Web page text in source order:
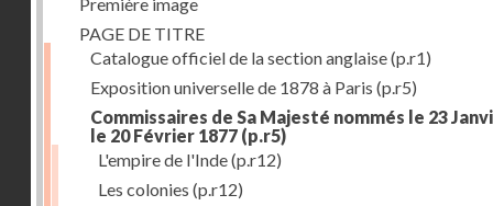
PAGE DE TITRE
Catalogue officiel de la section anglaise(p.r1)
Exposition universelle de 1878 à Paris (p.r5)
Commissaires de Sa Majesté nommés le 23
le 20 Février 1877 (p.r5)
L'empire de l'Inde(p.r12)
Les colonies (p.r12)